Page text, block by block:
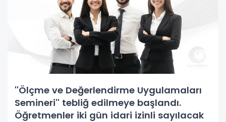
''Ölçme ve Değerlendirme Uygulamaları
Semineri'' tebliğ edilmeye başlandı.
Öğretmenler iki gün idari izinli sayılacak